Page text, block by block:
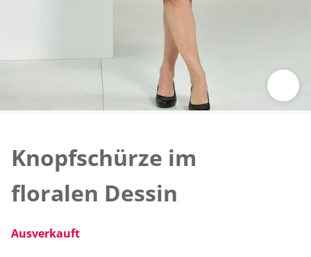
Knopfschürze im
floralen Dessin
Ausverkauft